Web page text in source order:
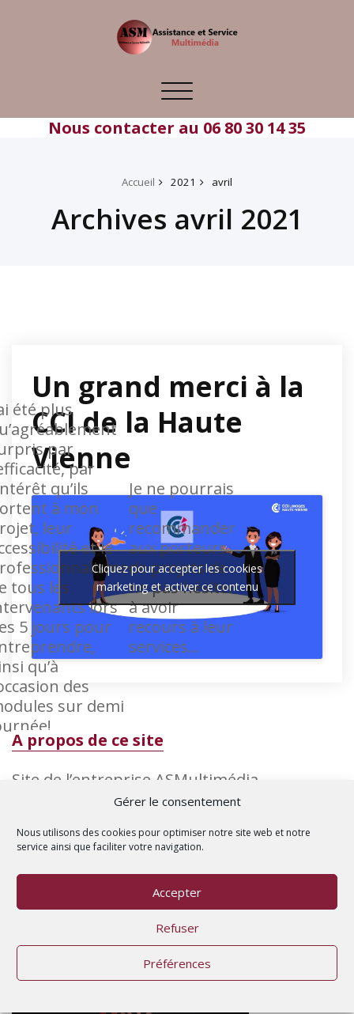
Gérer le consentement
Nous utilisons des cookies pour optimiser notre site web et notre
service ainsi que faciliter votre navigation.
Accepter
Refuser
Préférences
Toggle
Nous contacter au 06 80 30 14 35
Accueil 2021 avril
Archives avril 2021
Un grand merci à la
CCI de la Haute
Vienne
été plus
par
par
qu’ils
à mon
leur
et le
tous les
lors
5 jours pour
qu’à
des
sur demi
Je ne pourrais
que
recommander
aux porteurs
de projets de
ne pas hésiter
à avoir
recours à leur
services…
Cliquez pour accepter les cookies
marketing et activer ce contenu
A propos de ce site
Site de l’entreprise ASMultimédia
(Assistance et Services Multimédia) créé par
Mentions légales et copyright consultables
en bas de page ou dans la page « A propos